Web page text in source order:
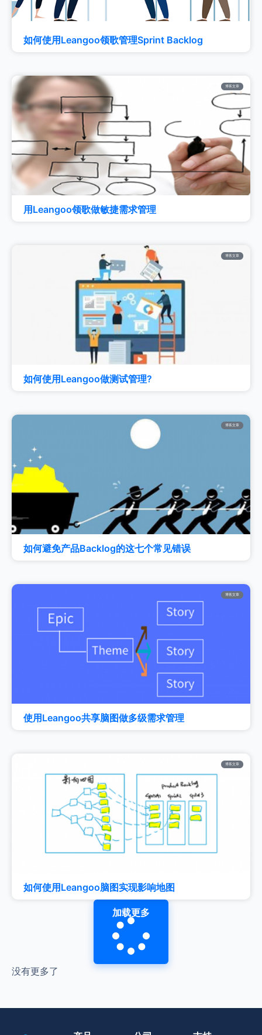
如何使用Leangoo领歌管理Sprint Backlog
博客文章
用Leangoo领歌做敏捷需求管理
博客文章
如何使用Leangoo做测试管理?
博客文章
如何避免产品Backlog的这七个常见错误
博客文章
使用Leangoo共享脑图做多级需求管理
博客文章
如何使用Leangoo脑图实现影响地图
加载更多
没有更多了